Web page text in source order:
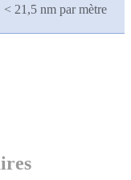
< 21,5 nm par mètre